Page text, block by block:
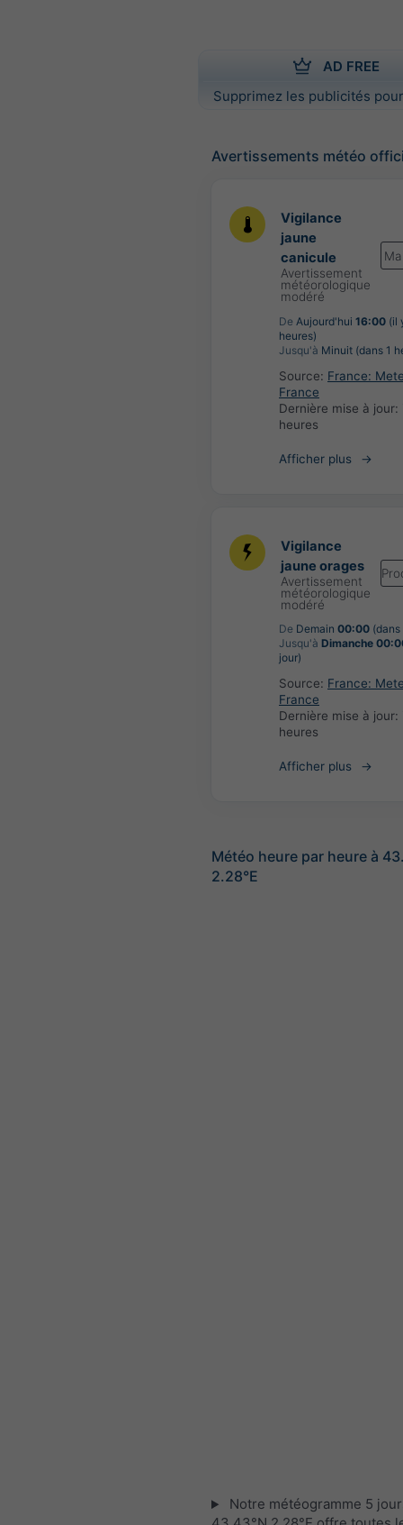
AD FREE
Supprimez les publicités
Avertissements météo
Vigilance
jaune
canicule
Avertissement
météorologique
modéré
De Aujourd'hui 16:00 (il
heures)
Jusqu'à Minuit (dans 1
Source: France:
France
Dernière mise à jour:
heures
Afficher plus
Vigilance
jaune orages
Avertissement
météorologique
modéré
De Demain 00:00 (dans
Jusqu'à Dimanche
jour)
Source: France:
France
Dernière mise à jour:
heures
Afficher plus
Météo heure par heure à
2.28°E
Notre météogramme 5